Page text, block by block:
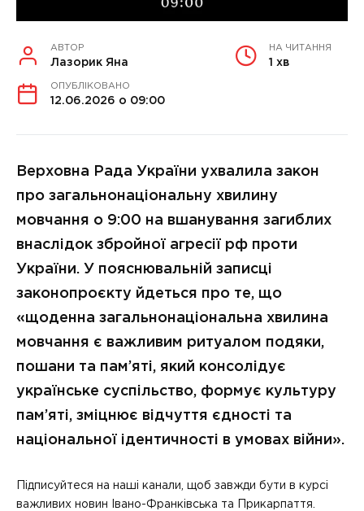
АВТОР
Лазорик Яна
НА ЧИТАННЯ
1 хв
ОПУБЛІКОВАНО
12.06.2026 о 09:00
Верховна Рада України ухвалила закон
про загальнонаціональну хвилину
мовчання о 9:00 на вшанування загиблих
внаслідок збройної агресії рф проти
України. У пояснювальній записці
законопроєкту йдеться про те, що
«щоденна загальнонаціональна хвилина
мовчання є важливим ритуалом подяки,
пошани та пам’яті, який консолідує
українське суспільство, формує культуру
пам’яті, зміцнює відчуття єдності та
національної ідентичності в умовах війни».
Підписуйтеся на наші канали, щоб завжди бути в курсі
важливих новин Івано-Франківська та Прикарпаття.